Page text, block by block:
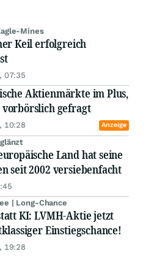
Mines
Keil erfolgreich
07:35
Aktienmärkte im Plus,
vorbörslich gefragt
10:28 Anzeige
Land hat seine
seit 2002 versiebenfacht
| Long-Chance
KI: LVMH-Aktie jetzt
Einstiegschance!
19:28